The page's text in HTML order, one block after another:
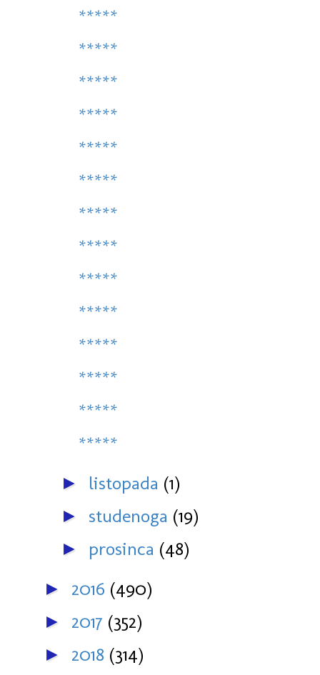
*****
*****
*****
*****
*****
*****
*****
*****
*****
*****
*****
*****
*****
*****
► listopada (1)
► studenoga (19)
► prosinca (48)
► 2016 (490)
► 2017 (352)
► 2018 (314)